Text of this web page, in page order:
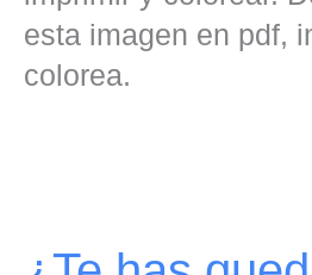
esta imagen en pdf,
colorea.